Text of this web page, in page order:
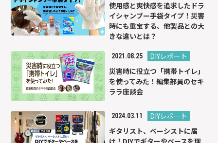
使用感と爽快感を追求したドラ
イシャンプー手袋タイプ！災害
時にも重宝する、他製品との大
きな違いとは？
2021.08.25
DIYレポート
災害時に役立つ「携帯トイレ」
を使ってみた！編集部員のセキ
ララ座談会
2024.03.11
DIYレポート
ギタリスト、ベーシストに届
け！DIYでギターやベースを理